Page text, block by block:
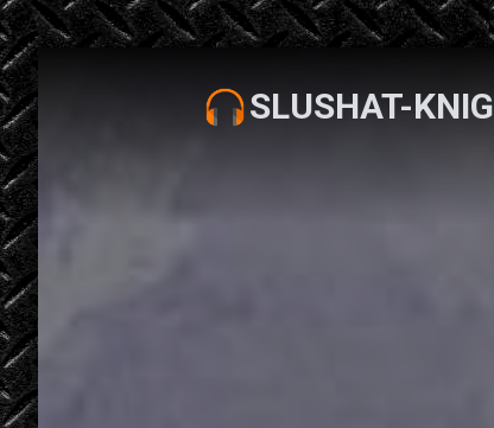
SLUSHAT-